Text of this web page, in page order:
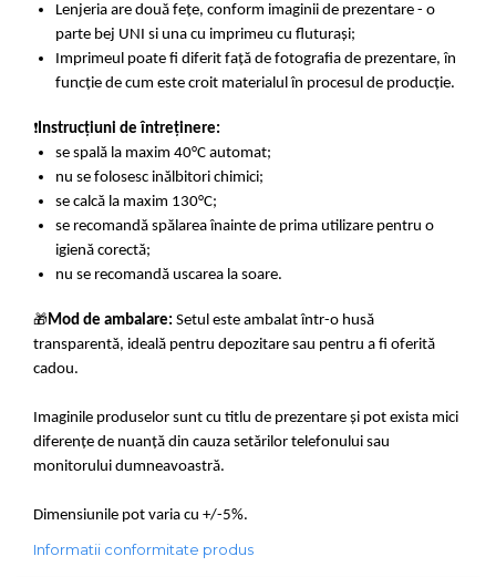
Lenjeria are două fețe, conform imaginii de prezentare - o
parte bej UNI si una cu imprimeu cu fluturași;
Imprimeul poate fi diferit față de fotografia de prezentare, în
funcție de cum este croit materialul în procesul de producție.
❗Instrucțiuni de întreținere:
se spală la maxim 40°C automat;
nu se folosesc inălbitori chimici;
se calcă la maxim 130°C;
se recomandă spălarea înainte de prima utilizare pentru o
igienă corectă;
nu se recomandă uscarea la soare.
🎁Mod de ambalare: Setul este ambalat într-o husă
transparentă, ideală pentru depozitare sau pentru a fi oferită
cadou.
Imaginile produselor sunt cu titlu de prezentare și pot exista mici
diferențe de nuanță din cauza setărilor telefonului sau
monitorului dumneavoastră.
Dimensiunile pot varia cu +/-5%.
Informatii conformitate produs